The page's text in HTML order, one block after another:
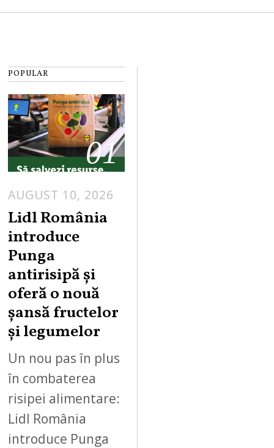
POPULAR
01
AUGUST 10, 2026
Lidl România
introduce
Punga
antirisipă și
oferă o nouă
șansă fructelor
și legumelor
Un nou pas în plus
în combaterea
risipei alimentare:
Lidl România
introduce Punga